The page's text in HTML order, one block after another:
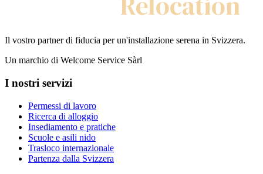
Il vostro partner di fiducia per un'installazione serena in Svizzera.
Un marchio di Welcome Service Sàrl
I nostri servizi
Permessi di lavoro
Ricerca di alloggio
Insediamento e pratiche
Scuole e asili nido
Trasloco internazionale
Partenza dalla Svizzera